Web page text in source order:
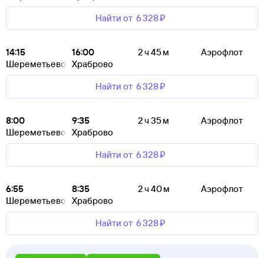
Найти от 6 ⁠328 ⁠₽
14:15
Шереметьево
16:00
Храброво
2 ч 45 м Аэрофлот
Найти от 6 ⁠328 ⁠₽
8:00
Шереметьево
9:35
Храброво
2 ч 35 м Аэрофлот
Найти от 6 ⁠328 ⁠₽
6:55
Шереметьево
8:35
Храброво
2 ч 40 м Аэрофлот
Найти от 6 ⁠328 ⁠₽